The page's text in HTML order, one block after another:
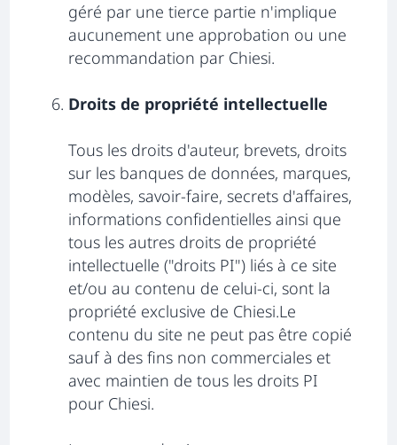
géré par une tierce partie n'implique
aucunement une approbation ou une
recommandation par Chiesi.
Droits de propriété intellectuelle
Tous les droits d'auteur, brevets, droits
sur les banques de données, marques,
modèles, savoir-faire, secrets d'affaires,
informations confidentielles ainsi que
tous les autres droits de propriété
intellectuelle ("droits PI") liés à ce site
et/ou au contenu de celui-ci, sont la
propriété exclusive de Chiesi.Le
contenu du site ne peut pas être copié
sauf à des fins non commerciales et
avec maintien de tous les droits PI
pour Chiesi.